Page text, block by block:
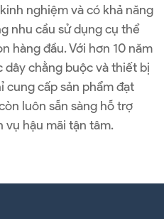
nghiệm và có khả năng
nhu cầu sử dụng cụ thể
hàng đầu. Với hơn 10 năm
chằng buộc và thiết bị
cung cấp sản phẩm đạt
luôn sẵn sàng hỗ trợ
vụ hậu mãi tận tâm.